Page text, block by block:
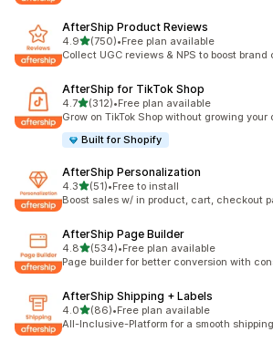
AfterShip Product Reviews
4.9별 5개 중
(750)
총 리뷰 750개
•Free plan available
Collect UGC reviews & NPS to boost
AfterShip for TikTok Shop
4.7별 5개 중
(312)
총 리뷰 312개
•Free plan available
Grow on TikTok Shop without growing your
Built for Shopify
AfterShip Personalization
4.3별 5개 중
(51)
총 리뷰 51개
•Free to install
Boost sales w/ in product, cart, checkout
AfterShip Page Builder
4.8별 5개 중
(534)
총 리뷰 534개
•Free plan available
Page builder for better conversion with
AfterShip Shipping + Labels
4.0별 5개 중
(86)
총 리뷰 86개
•Free plan available
All-Inclusive-Platform for a smooth